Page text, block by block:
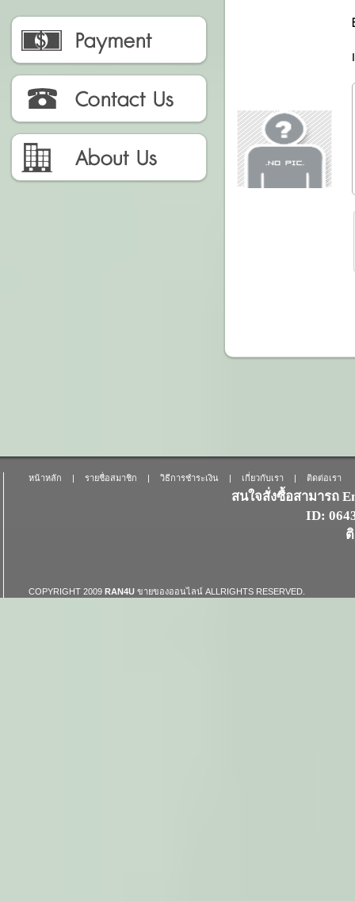
หน้าหลัก รายชื่อสมาชิก วิธีการชำระเงิน เกี่ยวกับเรา ติดต่อเรา
สนใจสั่งซื้อสามารถ
ID:
COPYRIGHT 2009 RAN4U ขายของออนไลน์ ALLRIGHTS RESERVED.